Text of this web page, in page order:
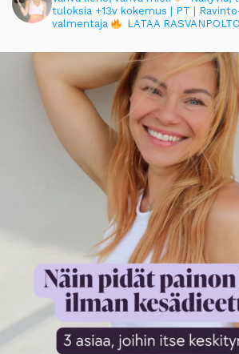
tuloksia +13v kokemus | PT |
valmentaja
LATAA